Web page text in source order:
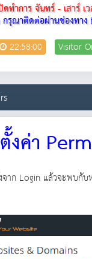
ทำการ จันทร์ - เสาร์
กรุณาติดต่อผ่านช่องทาง
22:58:00 Visitor
งค่า
ก Login แล้วจะพบกั